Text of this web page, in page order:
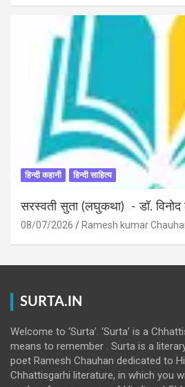
हिन्दी कहानी हिन्दी साहित्य
सरस्वती सुता (लघुकथा) ​- डॉ. विनोद
08/07/2026 Ramesh kumar
SURTA.IN
Welcome to ‘Surta’. ‘Surta’ is a
means to remember . Surta is a
poet Ramesh Chauhan dedicated to
Chhattisgarhi literature, in which you